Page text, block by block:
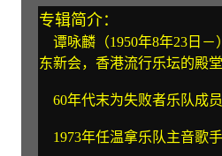
专辑简介：
谭咏麟（1950年8年23日－
东新会，香港流行乐坛的殿
60年代末为失败者乐队成员
1973年任温拿乐队主音歌手